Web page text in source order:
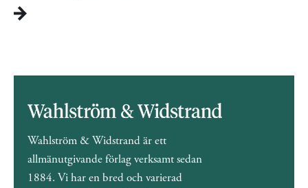
Wahlström & Widstrand är ett
allmänutgivande förlag verksamt sedan
1884. Vi har en bred och varierad